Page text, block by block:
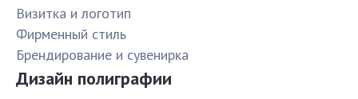
Визитка и логотип
Фирменный стиль
Брендирование и сувенирка
Дизайн полиграфии